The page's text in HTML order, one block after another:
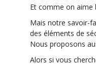
Et comme on aime
Mais notre savoir-
des éléments de
Nous proposons
Alors si vous